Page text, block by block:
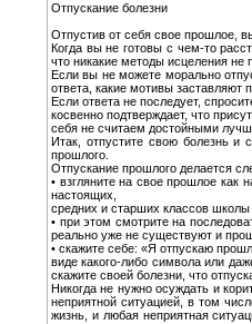
Отпускание болезни
Отпустив от себя свое прошлое,
Когда вы не готовы с чем-то
что никакие методы исцеления не
Если вы не можете морально
ответа, какие мотивы заставляют
Если ответа не последует,
косвенно подтверждает, что
себя не считаем достойными
Итак, отпустите свою болезнь и
прошлого.
Отпускание прошлого делается
• взгляните на свое прошлое как
настоящих,
средних и старших классов школы
• при этом смотрите на
реально уже не существуют и
• скажите себе: «Я отпускаю
виде какого-либо символа или
скажите своей болезни, что
Никогда не нужно осуждать и
неприятной ситуацией, в том
жизнь, и любая неприятная